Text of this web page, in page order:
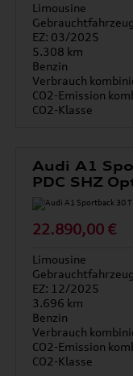
Limousine
Gebrauchtfahrzeug
EZ: 03/2025
5.308 km
Benzin
Verbrauch
CO2-Emission
CO2-Klasse
Audi A1
PDC SHZ
22.890,00 €
Limousine
Gebrauchtfahrzeug
EZ: 12/2025
3.696 km
Benzin
Verbrauch
CO2-Emission
CO2-Klasse